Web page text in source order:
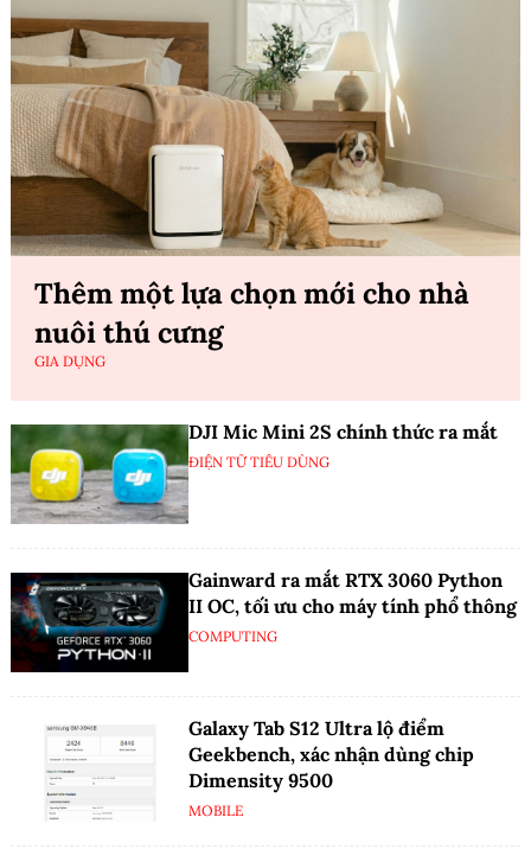
Thêm một lựa chọn mới cho nhà
nuôi thú cưng
GIA DỤNG
DJI Mic Mini 2S chính thức ra mắt
ĐIỆN TỬ TIÊU DÙNG
Gainward ra mắt RTX 3060 Python
II OC, tối ưu cho máy tính phổ thông
COMPUTING
Galaxy Tab S12 Ultra lộ điểm
Geekbench, xác nhận dùng chip
Dimensity 9500
MOBILE